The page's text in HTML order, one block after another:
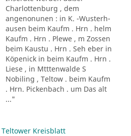
Charlottenburg , dem
angenonunen : in K. -Wusterh-
ausen beim Kaufm . Hrn . helm
Kaufm . Hrn . Plewe , m Zossen
beim Kaustu . Hrn . Seh eber in
Köpenick in beim Kaufm . Hrn .
Liese , in Mtttenwalde S
Nobiling , Teltow . beim Kaufm
. Hrn. Pickenbach . um Das alt
..."
Teltower Kreisblatt